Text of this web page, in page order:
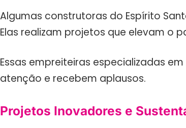
Algumas construtoras do Espírito
Elas realizam projetos que elevam o
Essas empreiteiras especializadas
atenção e recebem aplausos.
Projetos Inovadores e